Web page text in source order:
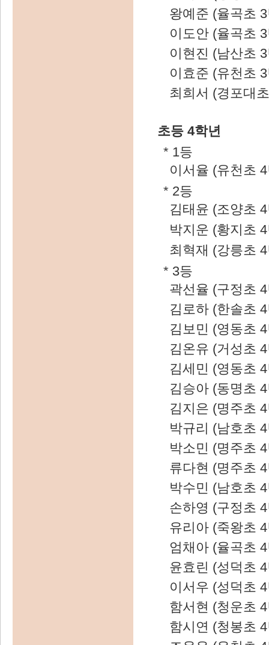
왕예준 (율곡초
이도안 (율곡초
이현진 (남산초
이효준 (유천초
최희서 (경포대
초등 4학년
* 1등
이서율 (유천초
* 2등
김태윤 (조양초
박지운 (황지초
최혁재 (강릉초
* 3등
곽선율 (구정초
김로하 (한솔초
김보민 (영동초
김온유 (거성초
김세민 (영동초
김승아 (동명초
김지은 (명주초
박규리 (남호초
박소민 (명주초
류다현 (명주초
박수민 (남호초
손하영 (구정초
유리아 (죽왕초
엄채아 (율곡초
윤효린 (성덕초
이서우 (성덕초
함서현 (청운초
함시연 (청봉초